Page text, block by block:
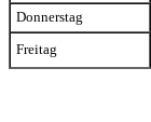
Donnerstag
Freitag